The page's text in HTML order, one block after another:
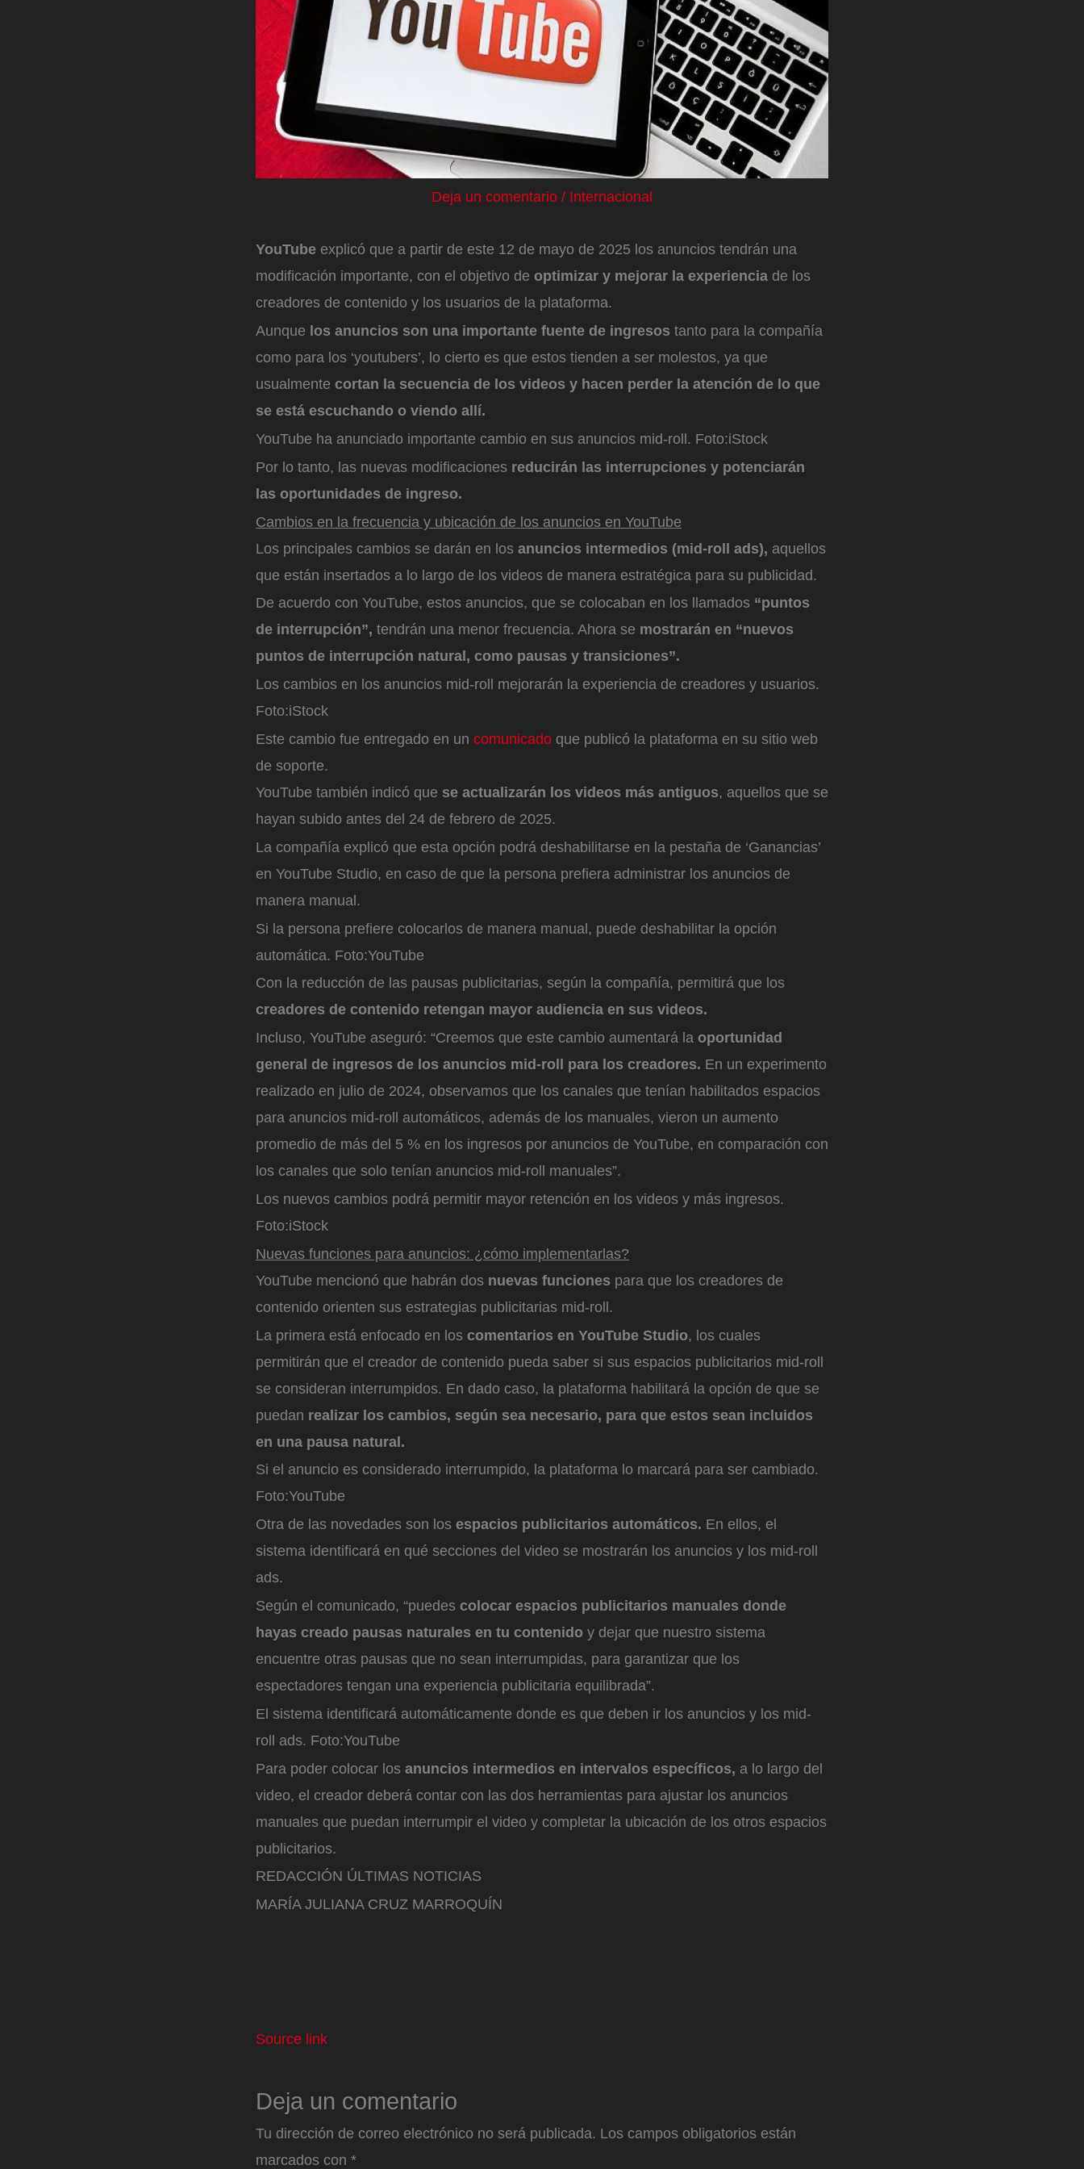
Deja un comentario / Internacional
YouTube explicó que a partir de este 12 de mayo de 2025 los anuncios tendrán una
modificación importante, con el objetivo de optimizar y mejorar la experiencia de los
creadores de contenido y los usuarios de la plataforma.
Aunque los anuncios son una importante fuente de ingresos tanto para la compañía
como para los ‘youtubers’, lo cierto es que estos tienden a ser molestos, ya que
usualmente cortan la secuencia de los videos y hacen perder la atención de lo que
se está escuchando o viendo allí.
YouTube ha anunciado importante cambio en sus anuncios mid-roll. Foto:iStock
Por lo tanto, las nuevas modificaciones reducirán las interrupciones y potenciarán
las oportunidades de ingreso.
Cambios en la frecuencia y ubicación de los anuncios en YouTube
Los principales cambios se darán en los anuncios intermedios (mid-roll ads), aquellos
que están insertados a lo largo de los videos de manera estratégica para su publicidad.
De acuerdo con YouTube, estos anuncios, que se colocaban en los llamados “puntos
de interrupción”, tendrán una menor frecuencia. Ahora se mostrarán en “nuevos
puntos de interrupción natural, como pausas y transiciones”.
Los cambios en los anuncios mid-roll mejorarán la experiencia de creadores y usuarios.
Foto:iStock
Este cambio fue entregado en un comunicado que publicó la plataforma en su sitio web
de soporte.
YouTube también indicó que se actualizarán los videos más antiguos, aquellos que se
hayan subido antes del 24 de febrero de 2025.
La compañía explicó que esta opción podrá deshabilitarse en la pestaña de ‘Ganancias’
en YouTube Studio, en caso de que la persona prefiera administrar los anuncios de
manera manual.
Si la persona prefiere colocarlos de manera manual, puede deshabilitar la opción
automática. Foto:YouTube
Con la reducción de las pausas publicitarias, según la compañía, permitirá que los
creadores de contenido retengan mayor audiencia en sus videos.
Incluso, YouTube aseguró: “Creemos que este cambio aumentará la oportunidad
general de ingresos de los anuncios mid-roll para los creadores. En un experimento
realizado en julio de 2024, observamos que los canales que tenían habilitados espacios
para anuncios mid-roll automáticos, además de los manuales, vieron un aumento
promedio de más del 5 % en los ingresos por anuncios de YouTube, en comparación con
los canales que solo tenían anuncios mid-roll manuales”.
Los nuevos cambios podrá permitir mayor retención en los videos y más ingresos.
Foto:iStock
Nuevas funciones para anuncios: ¿cómo implementarlas?
YouTube mencionó que habrán dos nuevas funciones para que los creadores de
contenido orienten sus estrategias publicitarias mid-roll.
La primera está enfocado en los comentarios en YouTube Studio, los cuales
permitirán que el creador de contenido pueda saber si sus espacios publicitarios mid-roll
se consideran interrumpidos. En dado caso, la plataforma habilitará la opción de que se
puedan realizar los cambios, según sea necesario, para que estos sean incluidos
en una pausa natural.
Si el anuncio es considerado interrumpido, la plataforma lo marcará para ser cambiado.
Foto:YouTube
Otra de las novedades son los espacios publicitarios automáticos. En ellos, el
sistema identificará en qué secciones del video se mostrarán los anuncios y los mid-roll
ads.
Según el comunicado, “puedes colocar espacios publicitarios manuales donde
hayas creado pausas naturales en tu contenido y dejar que nuestro sistema
encuentre otras pausas que no sean interrumpidas, para garantizar que los
espectadores tengan una experiencia publicitaria equilibrada”.
El sistema identificará automáticamente donde es que deben ir los anuncios y los mid-
roll ads. Foto:YouTube
Para poder colocar los anuncios intermedios en intervalos específicos, a lo largo del
video, el creador deberá contar con las dos herramientas para ajustar los anuncios
manuales que puedan interrumpir el video y completar la ubicación de los otros espacios
publicitarios.
REDACCIÓN ÚLTIMAS NOTICIAS
MARÍA JULIANA CRUZ MARROQUÍN
Source link
Deja un comentario
Tu dirección de correo electrónico no será publicada. Los campos obligatorios están
marcados con *